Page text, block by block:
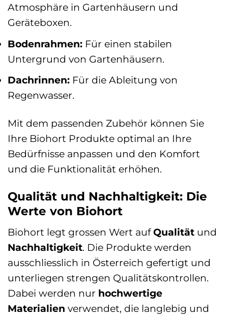
Atmosphäre in Gartenhäusern und
Geräteboxen.
Bodenrahmen: Für einen stabilen
Untergrund von Gartenhäusern.
Dachrinnen: Für die Ableitung von
Regenwasser.
Mit dem passenden Zubehör können Sie
Ihre Biohort Produkte optimal an Ihre
Bedürfnisse anpassen und den Komfort
und die Funktionalität erhöhen.
Qualität und Nachhaltigkeit: Die
Werte von Biohort
Biohort legt grossen Wert aufQualität und
Nachhaltigkeit. Die Produkte werden
ausschliesslich in Österreich gefertigt und
unterliegen strengen Qualitätskontrollen.
Dabei werden nur hochwertige
Materialien verwendet, die langlebig und